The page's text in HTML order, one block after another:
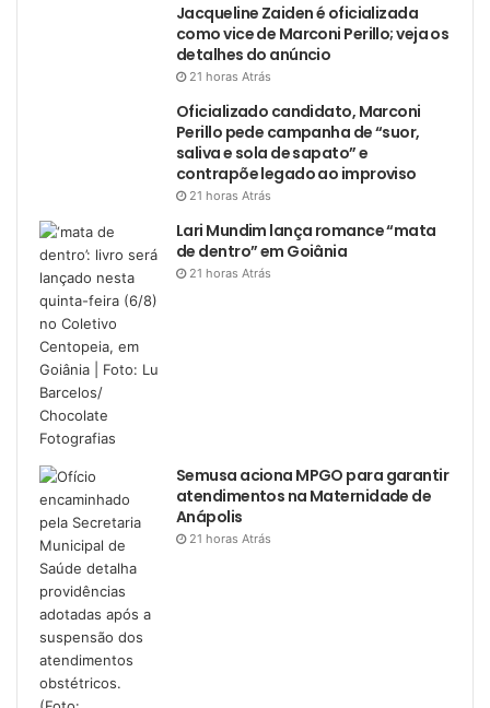
Jacqueline Zaiden é oficializada
como vice de Marconi Perillo; veja os
detalhes do anúncio
21 horas Atrás
Oficializado candidato, Marconi
Perillo pede campanha de “suor,
saliva e sola de sapato” e
contrapõe legado ao improviso
21 horas Atrás
Lari Mundim lança romance “mata
de dentro” em Goiânia
21 horas Atrás
Semusa aciona MPGO para garantir
atendimentos na Maternidade de
Anápolis
21 horas Atrás